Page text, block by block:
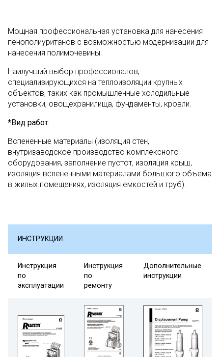
Мощная профессиональная установка для нанесения
пенополиуританов с возможностью модернизации для
нанесения полимочевины.
Наилучший выбор профессионалов,
специализирующихся на теплоизоляции крупных
объектов, таких как промышленные холодильные
установки, овощехранилища, фундаменты, кровли.
*Вид работ:
Вспененные материалы (изоляция стен,
внутризаводское производство комплексного
оборудования, заполнение пустот, изоляция крыш,
изоляция вспененными материалами большого объема
в жилых помещениях, изоляция емкостей и труб).
ИНСТРУКЦИИ
Инструкция
по
эксплуатации
Инструкция
по
ремонту
Дополнительные
инструкции